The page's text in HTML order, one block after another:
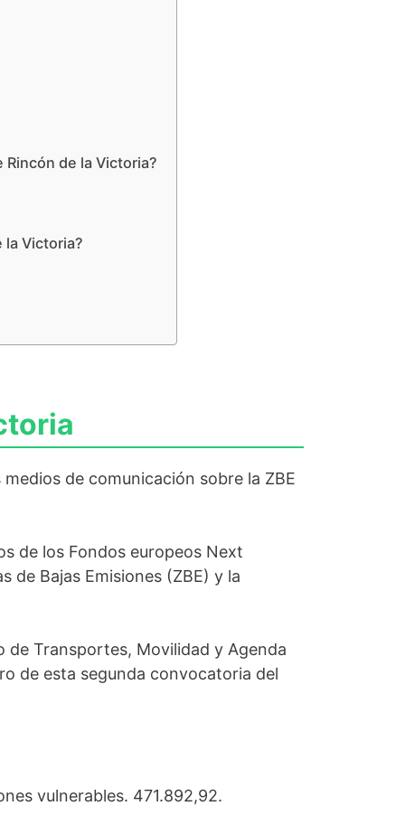
de la Victoria?
la Victoria?
de comunicación sobre la ZBE
de los Fondos europeos Next
de Bajas Emisiones (ZBE) y la
Transportes, Movilidad y Agenda
de esta segunda convocatoria del
vulnerables. 471.892,92.